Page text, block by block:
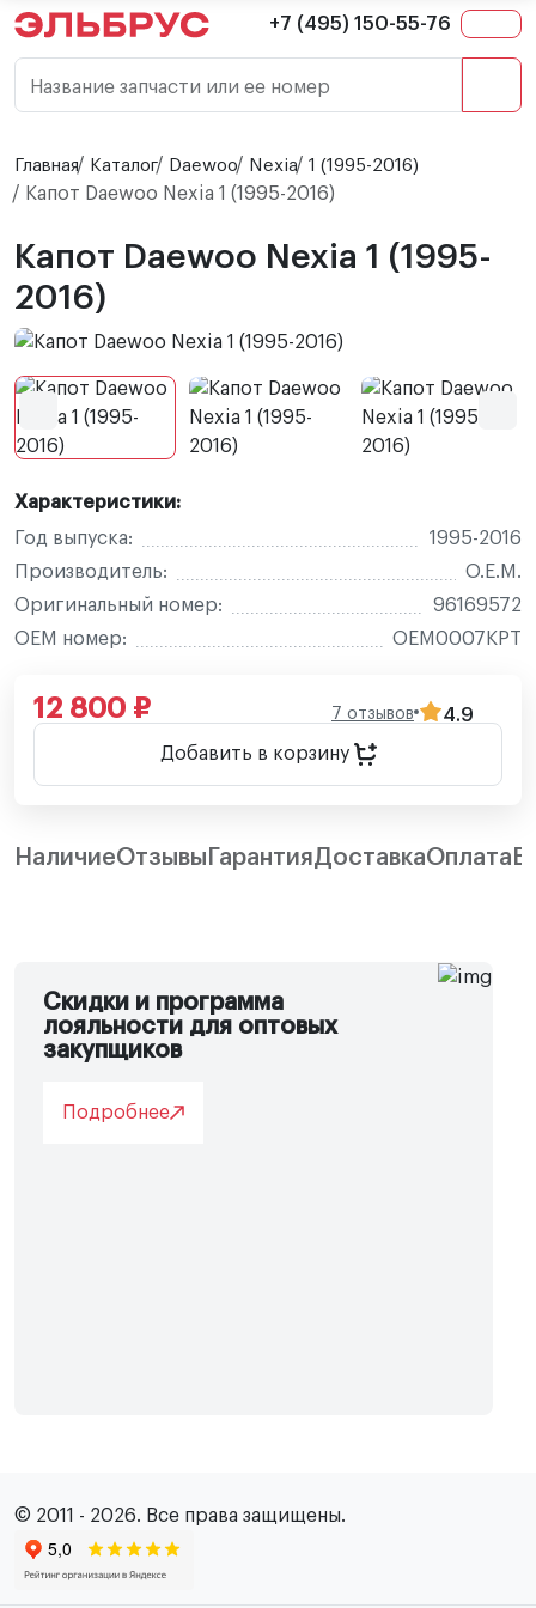
+7 (495) 150-55-76
Название запчасти или ее номер
Главная Каталог Daewoo Nexia 1 (1995-2016)
Капот Daewoo Nexia 1 (1995-2016)
Капот Daewoo Nexia 1 (1995-
2016)
Характеристики:
Год выпуска:
1995-2016
Производитель:
O.E.M.
Оригинальный номер:
96169572
OEM номер:
OEM0007KPT
12 800 ₽ 7 отзывов
4.9
Добавить в корзину
НаличиеОтзывы ГарантияДоставкаОплата
Скидки и программа
лояльности для оптовых
закупщиков
Подробнее
© 2011 - 2026. Все права защищены.